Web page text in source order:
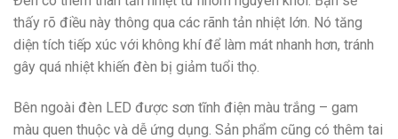
thấy rõ điều này thông qua các rãnh tản nhiệt lớn. Nó tăng
diện tích tiếp xúc với không khí để làm mát nhanh hơn, tránh
gây quá nhiệt khiến đèn bị giảm tuổi thọ.
Bên ngoài đèn LED được sơn tĩnh điện màu trắng – gam
màu quen thuộc và dễ ứng dụng. Sản phẩm cũng có thêm tai